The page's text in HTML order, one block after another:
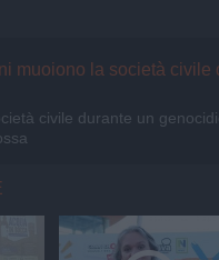
muoiono la società
civile durante un